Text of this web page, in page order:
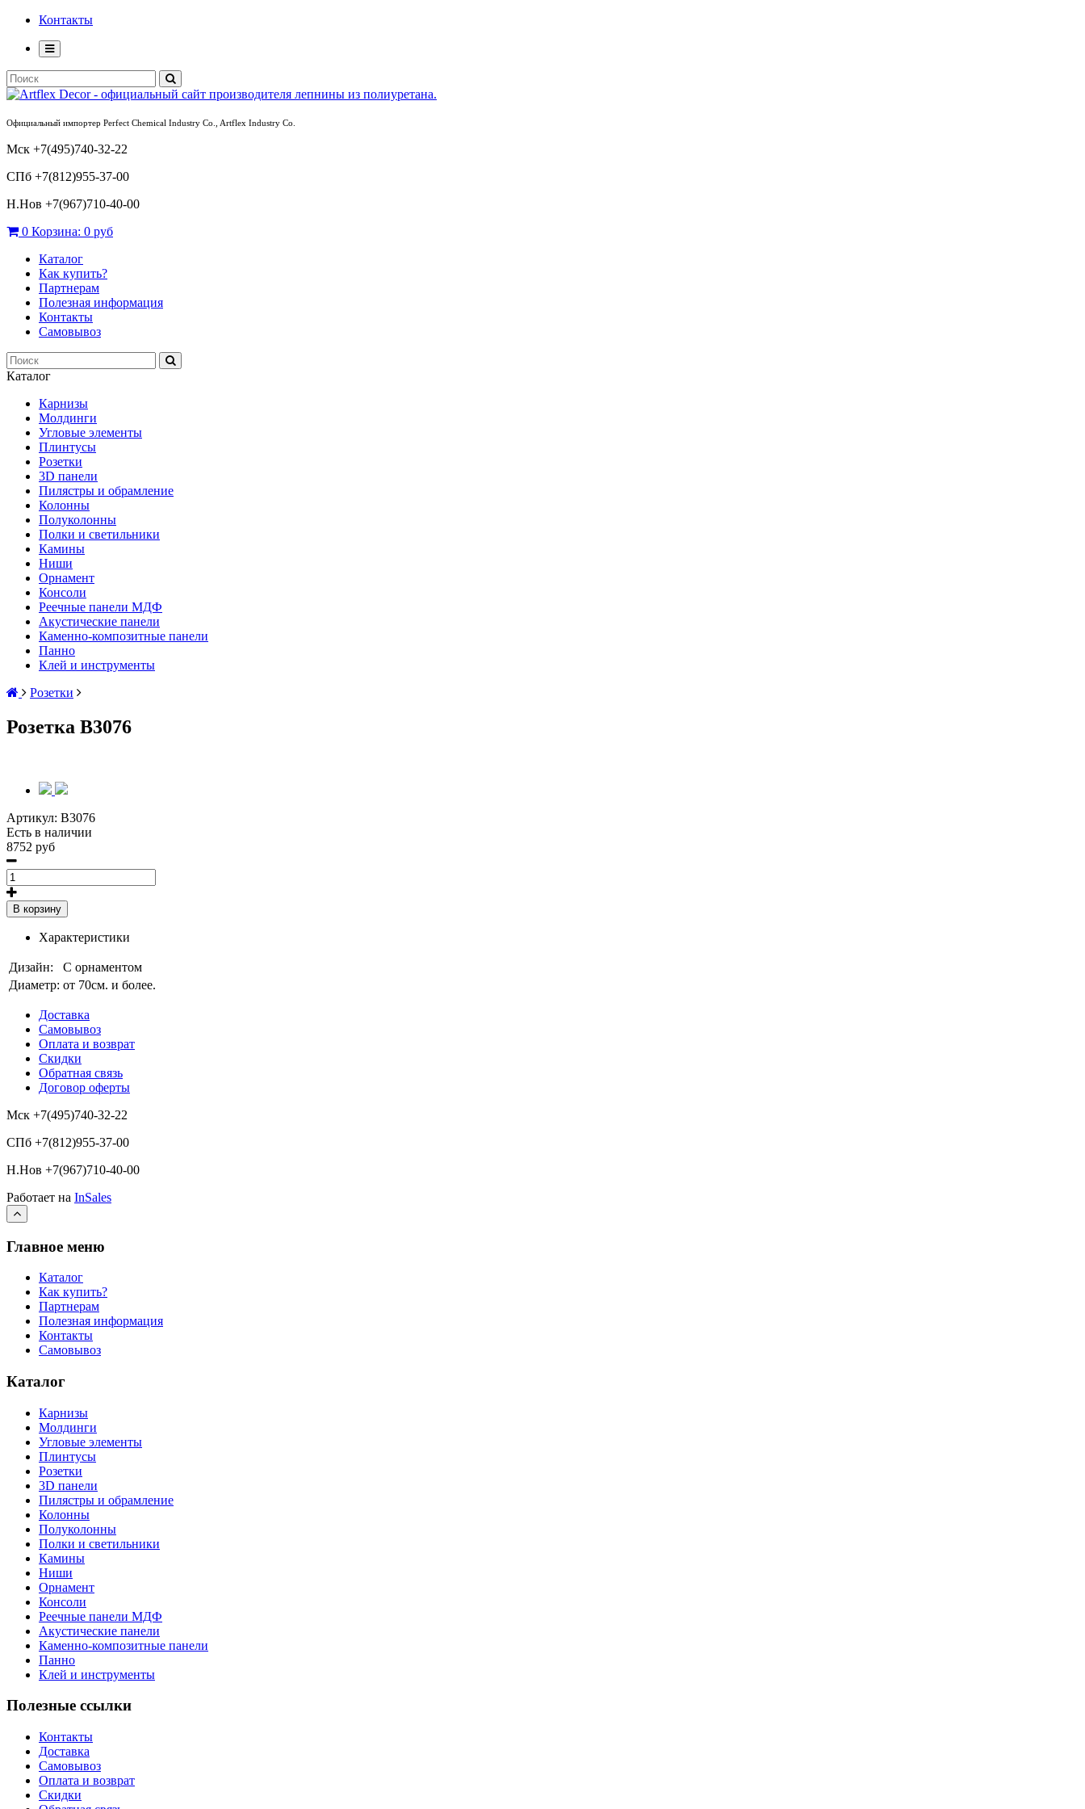
Контакты
Официальный импортер Perfect Chemical Industry Co., Artflex Industry Co.
Мск +7(495)740-32-22
СПб +7(812)955-37-00
Н.Нов +7(967)710-40-00
0 Корзина: 0 руб
Каталог
Как купить?
Партнерам
Полезная информация
Контакты
Самовывоз
Каталог
Карнизы
Молдинги
Угловые элементы
Плинтусы
Розетки
3D панели
Пилястры и обрамление
Колонны
Полуколонны
Полки и светильники
Камины
Ниши
Орнамент
Консоли
Реечные панели МДФ
Акустические панели
Каменно-композитные панели
Панно
Клей и инструменты
Розетки
Розетка B3076
Артикул: B3076
Есть в наличии
8752 руб
В корзину
Характеристики
Дизайн:
С орнаментом
Диаметр: от 70см. и более.
Доставка
Самовывоз
Оплата и возврат
Скидки
Обратная связь
Договор оферты
Мск +7(495)740-32-22
СПб +7(812)955-37-00
Н.Нов +7(967)710-40-00
Работает на InSales
Главное меню
Каталог
Как купить?
Партнерам
Полезная информация
Контакты
Самовывоз
Каталог
Карнизы
Молдинги
Угловые элементы
Плинтусы
Розетки
3D панели
Пилястры и обрамление
Колонны
Полуколонны
Полки и светильники
Камины
Ниши
Орнамент
Консоли
Реечные панели МДФ
Акустические панели
Каменно-композитные панели
Панно
Клей и инструменты
Полезные ссылки
Контакты
Доставка
Самовывоз
Оплата и возврат
Скидки